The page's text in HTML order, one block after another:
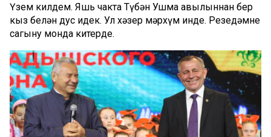
Үзем килдем. Яшь чакта Түбән Ушма авылыннан бер
кыз белән дус идек. Ул хәзер мәрхүм инде. Резедәмне
сагыну монда китерде.